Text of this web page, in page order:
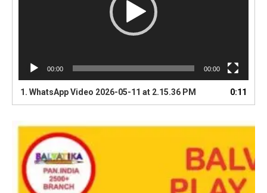
00:00 00:00
1. WhatsApp Video 2026-05-11 at 2.15.36 PM 0:11